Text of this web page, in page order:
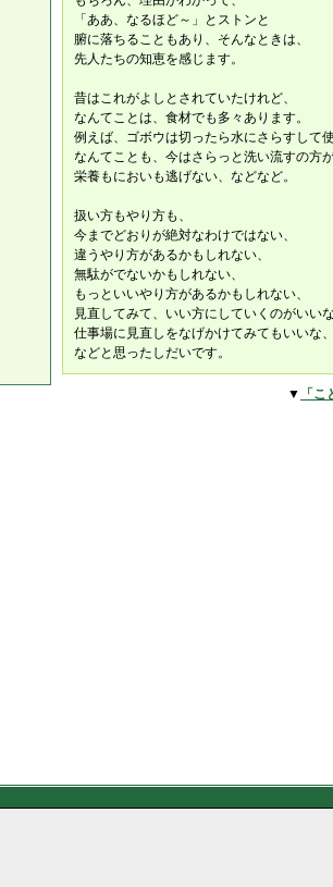
「ああ、なるほど～」とストンと
腑に落ちることもあり、そんなときは、
先人たちの知恵を感じます。
昔はこれがよしとされていたけれど、
なんてことは、食材でも多々あります。
例えば、ゴボウは切ったら水にさらすして
なんてことも、今はさらっと洗い流すの方
栄養もにおいも逃げない、などなど。
扱い方もやり方も、
今までどおりが絶対なわけではない、
違うやり方があるかもしれない、
無駄がでないかもしれない、
もっといいやり方があるかもしれない、
見直してみて、いい方にしていくのがいい
仕事場に見直しをなげかけてみてもいいな
などと思ったしだいです。
▼ 「